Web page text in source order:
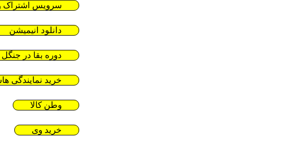
سرویس اشتراک
دانلود انیمیشن
دوره بقا در جنگل
خرید نمایندگی
وطن کالا
خرید وی